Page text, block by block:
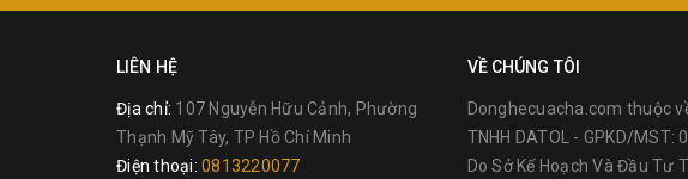
LIÊN HỆ
Địa chỉ: 107 Nguyễn Hữu Cảnh, Phường
Thạnh Mỹ Tây, TP Hồ Chí Minh
Điện thoại: 0813220077
VỀ CHÚNG TÔI
Donghecuacha.com thuộc
TNHH DATOL - GPKD/MST:
Do Sở Kế Hoạch Và Đầu Tư